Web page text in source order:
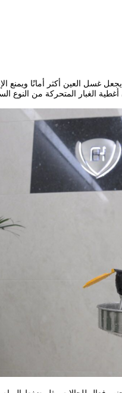
غسل العين أكثر أمانًا ويمنع
الغبار المتحركة من النوع